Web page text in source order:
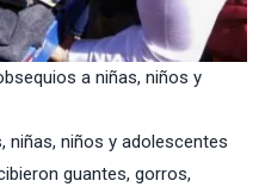
a niñas, niños y
niñas, niños y adolescentes
guantes, gorros,